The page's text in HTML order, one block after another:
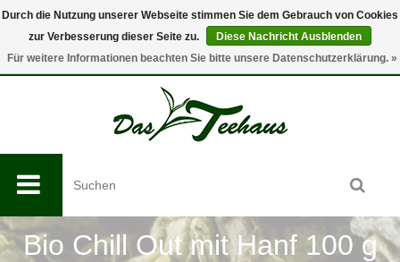
0
Bio Chill Out mit Hanf 100 g
Durch die Nutzung unserer Webseite stimmen Sie dem Gebrauch von Cookies
zur Verbesserung dieser Seite zu.
Diese Nachricht Ausblenden
Für weitere Informationen beachten Sie bitte unsere Datenschutzerklärung. »